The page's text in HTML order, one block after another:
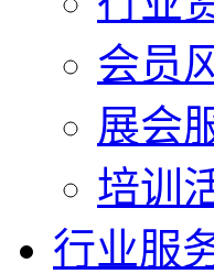
会员
展会
培训
行业服